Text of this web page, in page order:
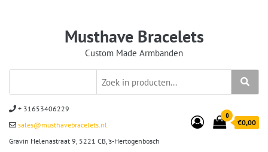
Musthave Bracelets
Custom Made Armbanden
+ 31653406229
sales@musthavebracelets.nl
Gravin Helenastraat 9, 5221 CB, ‘s-Hertogenbosch
0
€0,00